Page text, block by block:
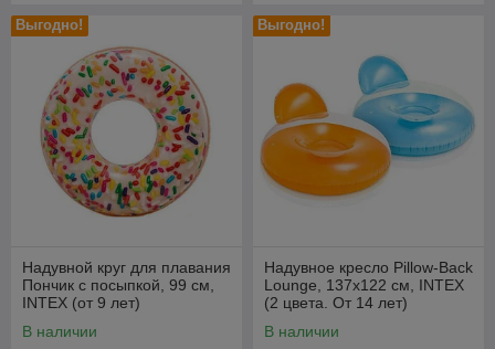
Выгодно!
Надувной круг для плавания
Пончик с посыпкой, 99 см,
INTEX (от 9 лет)
В наличии
Выгодно!
Надувное кресло Pillow-Back
Lounge, 137x122 см, INTEX
(2 цвета. От 14 лет)
В наличии